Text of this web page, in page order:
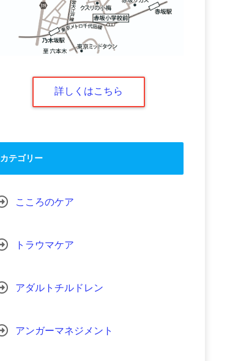
詳しくはこちら
カテゴリー
こころのケア
トラウマケア
アダルトチルドレン
アンガーマネジメント